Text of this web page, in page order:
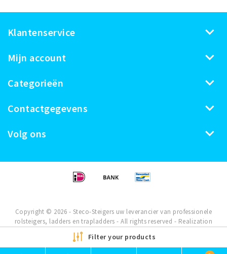
Klantenservice
Mijn account
Categorieën
Contactgegevens
Volg ons
Copyright © 2026 - Steco-Steigers uw leverancier van professionele
rolsteigers, ladders en trapladders - All rights reserved - Realization
Filter your products